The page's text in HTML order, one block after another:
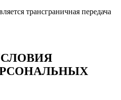
трансграничная передача